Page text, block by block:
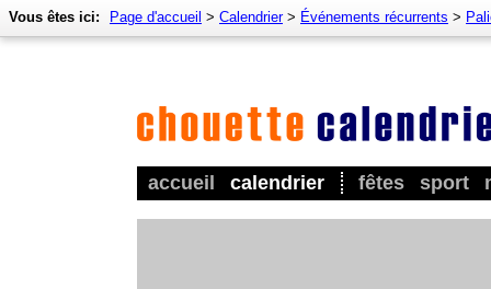
accueil calendrier fêtes sport
Vous êtes ici: Page d'accueil > Calendrier> Événements récurrents >